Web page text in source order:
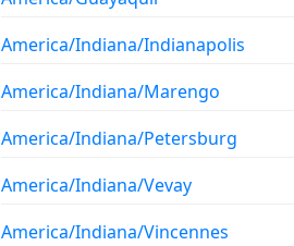
America/Indiana/Indianapolis
America/Indiana/Marengo
America/Indiana/Petersburg
America/Indiana/Vevay
America/Indiana/Vincennes